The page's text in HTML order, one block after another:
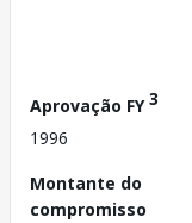
Aprovação FY3
1996
Montante do
compromisso